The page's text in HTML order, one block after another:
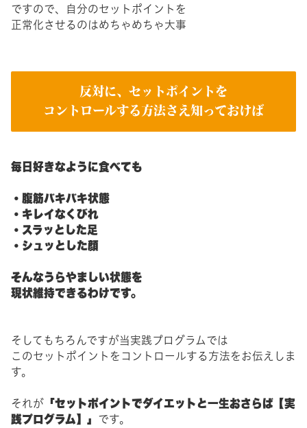
ですので、自分のセットポイントを
正常化させるのはめちゃめちゃ大事
反対に、セットポイントを
コントロールする方法さえ知っておけば
毎日好きなように食べても
・腹筋バキバキ状態
・キレイなくびれ
・スラッとした足
・シュッとした顔
そんなうらやましい状態を
現状維持できるわけです。
そしてもちろんですが当実践プログラムでは
このセットポイントをコントロールする方法をお伝えしま
す。
それが 「セットポイントでダイエットと一生おさらば【実
践プログラム】」 です。